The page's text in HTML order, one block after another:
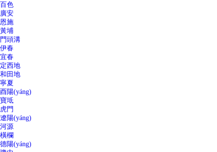
百色
廣安
恩施
黃埔
門頭溝
伊春
宜春
定西地
和田地
寧夏
酉陽(yáng)
寶坻
虎門
遼陽(yáng)
河源
橫欄
德陽(yáng)